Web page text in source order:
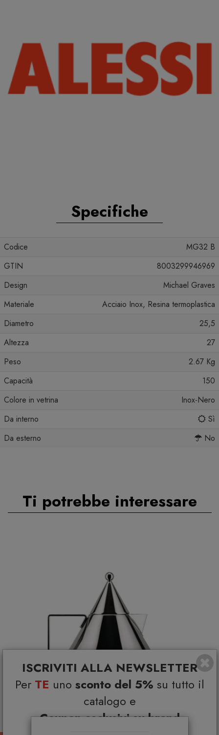
ISCRIVITI ALLA NEWSLETTER
Per TE uno sconto del 5% su tutto il
catalogo e
Coupon esclusivi su brand
Specifiche
Codice
MG32 B
GTIN
8003299946969
Design
Michael Graves
Materiale
Acciaio Inox, Resina termoplastica
Diametro
25,5
Altezza
27
Peso
2.67 Kg
Capacità
150
Colore in vetrina
Inox-Nero
Da interno
Sì
Da esterno
No
Ti potrebbe interessare